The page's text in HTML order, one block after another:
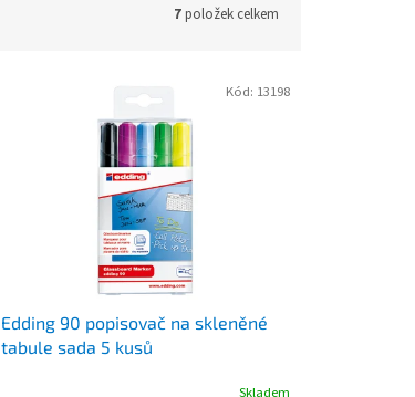
7položek celkem
Edding 90 popisovač na skleněné
tabule sada 5 kusů
Skladem
Kód: 13198